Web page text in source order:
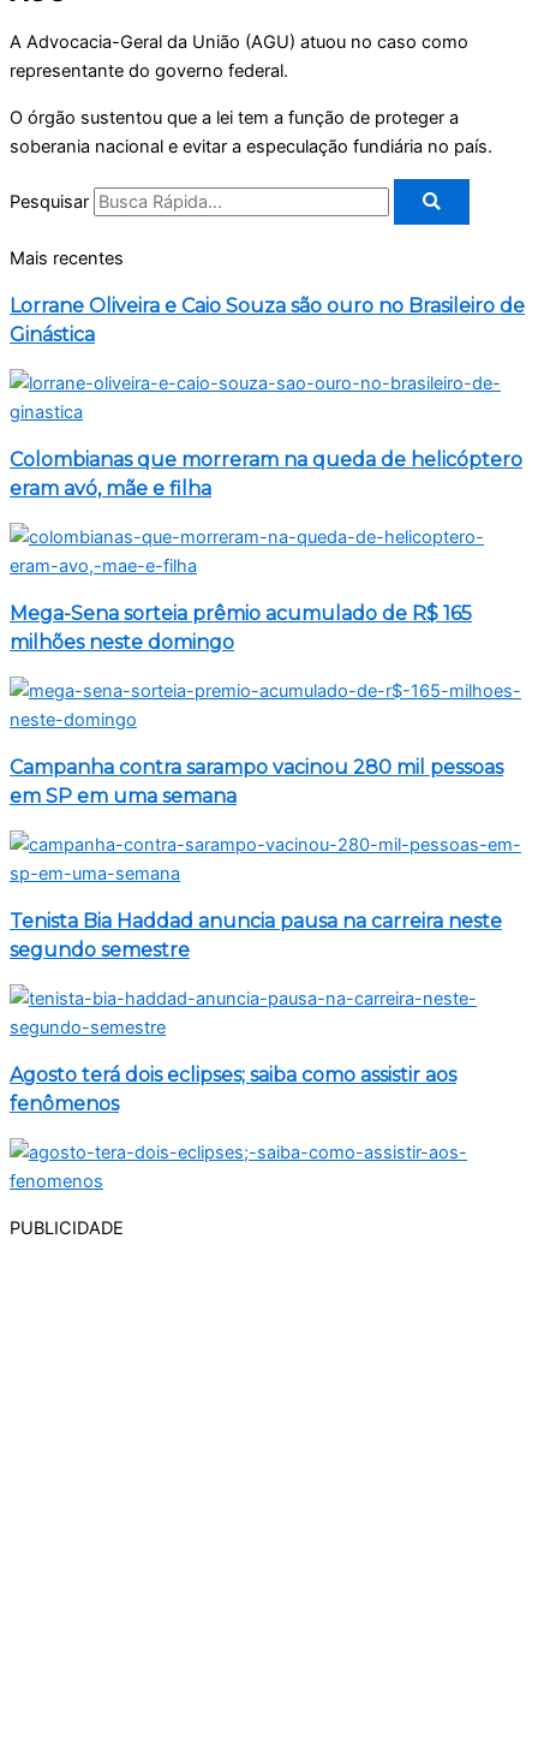
A Advocacia-Geral da União (AGU) atuou no caso como
representante do governo federal.
O órgão sustentou que a lei tem a função de proteger a
soberania nacional e evitar a especulação fundiária no país.
Pesquisar
Mais recentes
Lorrane Oliveira e Caio Souza são ouro no Brasileiro de
Ginástica
Colombianas que morreram na queda de helicóptero
eram avó, mãe e filha
Mega-Sena sorteia prêmio acumulado de R$ 165
milhões neste domingo
Campanha contra sarampo vacinou 280 mil pessoas
em SP em uma semana
Tenista Bia Haddad anuncia pausa na carreira neste
segundo semestre
Agosto terá dois eclipses; saiba como assistir aos
fenômenos
PUBLICIDADE